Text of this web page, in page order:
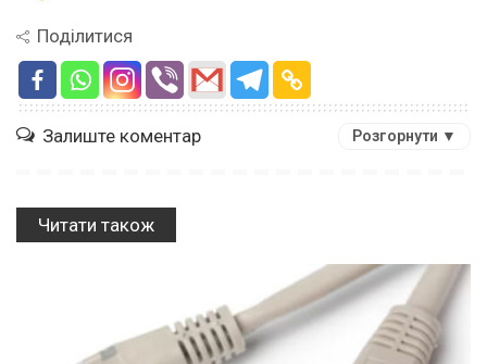
Поділитися
Залиште коментар Розгорнути ▼
Читати також